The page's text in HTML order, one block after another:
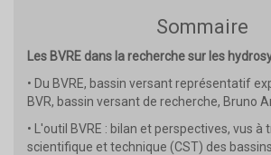
Sommaire
Les BVRE dans la recherche sur les
• Du BVRE, bassin versant représentatif
BVR, bassin versant de recherche, Bruno
• L'outil BVRE : bilan et perspectives, vus à
scientifique et technique (CST) des